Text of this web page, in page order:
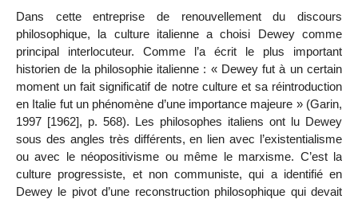
Dans cette entreprise de renouvellement du discours
philosophique, la culture italienne a choisi Dewey comme
principal interlocuteur. Comme l’a écrit le plus important
historien de la philosophie italienne : « Dewey fut à un certain
moment un fait significatif de notre culture et sa réintroduction
en Italie fut un phénomène d’une importance majeure » (Garin,
1997 [1962], p. 568). Les philosophes italiens ont lu Dewey
sous des angles très différents, en lien avec l’existentialisme
ou avec le néopositivisme ou même le marxisme. C’est la
culture progressiste, et non communiste, qui a identifié en
Dewey le pivot d’une reconstruction philosophique qui devait